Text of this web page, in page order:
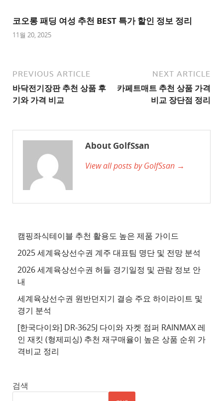
트
1
사
이
트
추
사
트
천
사
이
트
천
사
코오롱 패딩 여성 추천 BEST 특가 할인 정보 정리
11월 20, 2025
PREVIOUS ARTICLE
바닥전기장판 추천 상품 후
기와 가격 비교
NEXT ARTICLE
카페트매트 추천 상품 가격
비교 장단점 정리
About GolfSsan
View all posts by GolfSsan →
캠핑좌식테이블 추천 활용도 높은 제품 가이드
2025 세계육상선수권 계주 대표팀 명단 및 전망 분석
2026 세계육상선수권 허들 경기일정 및 관람 정보 안
내
세계육상선수권 원반던지기 결승 주요 하이라이트 및
경기 분석
[한국다이와] DR-3625J 다이와 자켓 점퍼 RAINMAX 레
인 재킷 (형제피싱) 추천 재구매율이 높은 상품 순위 가
격비교 정리
검색